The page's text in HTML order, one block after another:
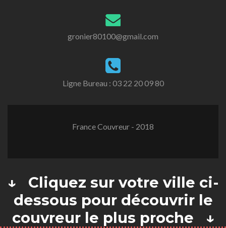
gronier80100@gmail.com
Ligne Bureau : 03 22 20 09 80
France Couvreur - 2018
↓ Cliquez sur votre ville ci-
dessous pour découvrir le
couvreur le plus proche ↓